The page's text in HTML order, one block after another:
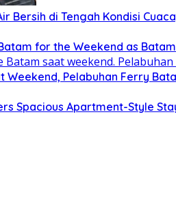
Bersih di Tengah Kondisi
for the Weekend as
Weekend, Pelabuhan Ferry
Spacious Apartment-Style